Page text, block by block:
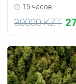
15 часов
30000 KZT